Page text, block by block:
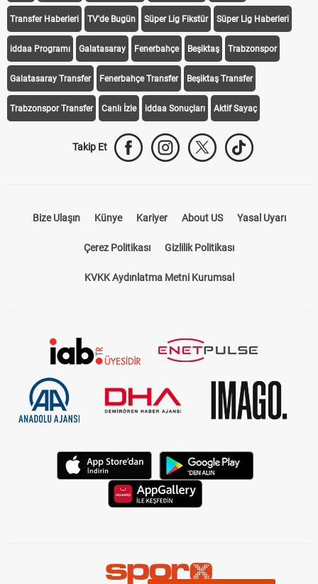
Transfer Haberleri TV'de Bugün Süper Lig Fikstür Süper Lig Haberleri
iddaa Programı Galatasaray Fenerbahçe Beşiktaş Trabzonspor
Galatasaray Transfer Fenerbahçe Transfer Beşiktaş Transfer
Trabzonspor Transfer Canlı İzle iddaa Sonuçları Aktif Sayaç
Takip Et
Bize Ulaşın Künye Kariyer About US Yasal Uyarı
Çerez Politikası Gizlilik Politikası
KVKK Aydınlatma Metni Kurumsal